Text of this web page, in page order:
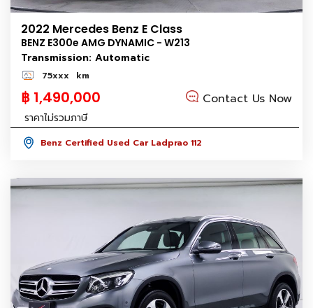
2022 Mercedes Benz E Class
BENZ E300e AMG DYNAMIC - W213
Transmission: Automatic
75xxx km
฿ 1,490,000 Contact Us Now
ราคาไม่รวมภาษี
Benz Certified Used Car Ladprao 112